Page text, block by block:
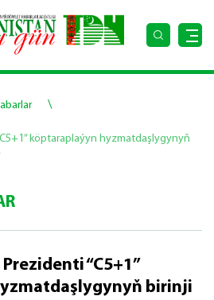
\
köptaraplaýyn hyzmatdaşlygynyň
“C5+1”
birinji